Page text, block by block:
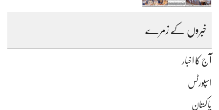
خبروں کے زمرے
آج کا اخبار
اسپورٹس
پاکستان